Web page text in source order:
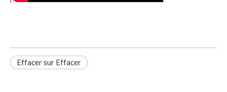
Effacer sur Effacer